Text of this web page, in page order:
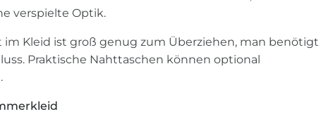
verspielte Optik.
im Kleid ist groß genug zum Überziehen, man benötigt
Praktische Nahttaschen können optional